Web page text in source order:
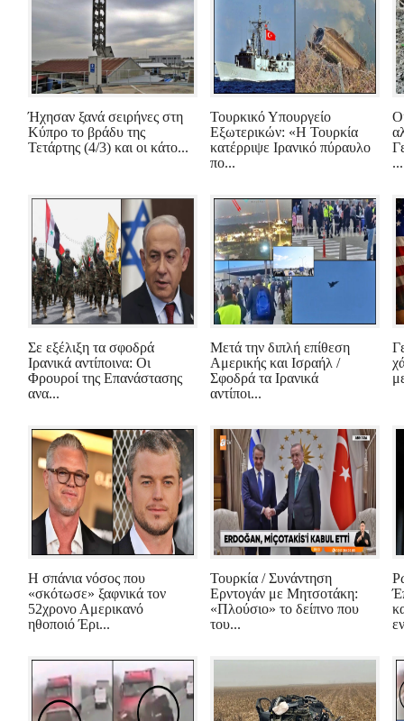
Ήχησαν ξανά σειρήνες στη
Κύπρο το βράδυ της
Τετάρτης (4/3) και οι κάτο...
Τουρκικό Υπουργείο
Εξωτερικών: «Η Τουρκία
κατέρριψε Ιρανικό πύραυλο
πο...
...
Σε εξέλιξη τα σφοδρά
Ιρανικά αντίποινα: Οι
Φρουροί της Επανάστασης
ανα...
Μετά την διπλή επίθεση
Αμερικής και Ισραήλ /
Σφοδρά τα Ιρανικά
αντίποι...
Η σπάνια νόσος που
«σκότωσε» ξαφνικά τον
52χρονο Αμερικανό
ηθοποιό Έρι...
Τουρκία / Συνάντηση
Ερντογάν με Μητσοτάκη:
«Πλούσιο» το δείπνο που
του...